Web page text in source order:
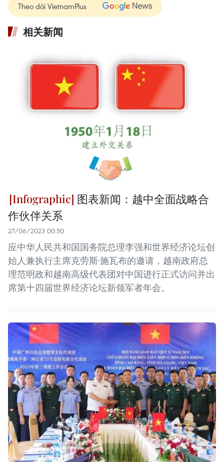
Theo dõi VietnamPlus
相关新闻
图表新闻：越中全面战略合
作伙伴关系
27/06/2023 00:50
应中华人民共和国国务院总理李强和世界经济论坛创
始人兼执行主席克劳斯·施瓦布的邀请，越南政府总
理范明政和越南高级代表团对中国进行正式访问并出
席第十四届世界经济论坛新领军者年会。